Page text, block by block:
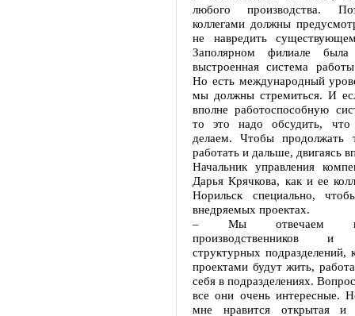
любого производства.
коллегами должны
не навредить
Заполярном филиале
выстроенная система
Но есть международный
мы должны стремиться. И
вполне работоспособную
то это надо обсудить,
делаем. Чтобы
работать и дальше, двигаясь
Начальник управления
Дарья Крячкова, как и ее
Норильск специально,
внедряемых проектах.
– Мы отвечаем
производственников и
структурных подразделений,
проектами будут жить,
себя в подразделениях.
все они очень интересные.
мне нравится открытая и